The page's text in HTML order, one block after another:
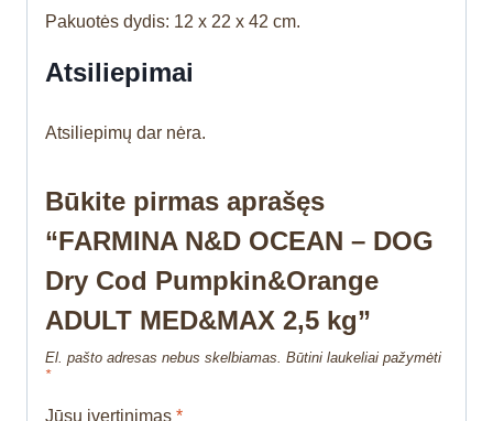
Pakuotės dydis: 12 x 22 x 42 cm.
Atsiliepimai
Atsiliepimų dar nėra.
Būkite pirmas aprašęs
“FARMINA N&D OCEAN – DOG
Dry Cod Pumpkin&Orange
ADULT MED&MAX 2,5 kg”
El. pašto adresas nebus skelbiamas. Būtini laukeliai pažymėti
*
Jūsų įvertinimas *